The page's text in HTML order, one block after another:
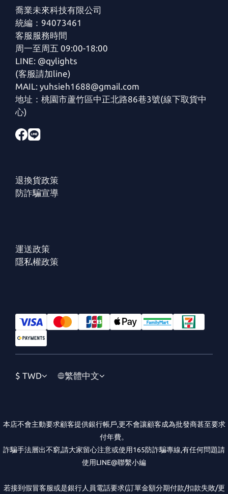
喬業未來科技有限公司
統編：94073461
客服服務時間
周一至周五 09:00-18:00
LINE: @qylights
(客服請加line)
MAIL: yuhsieh1688@gmail.com
地址：桃園市蘆竹區中正北路86巷3號(線下取貨中
心)
退換貨政策
防詐騙宣導
運送政策
隱私權政策
$ TWD 繁體中文
本店不會主動要求顧客提供銀行帳戶,更不會讓顧客成為批發商甚至要求
付年費。
詐騙手法層出不窮,請大家留心注意或使用165防詐騙專線,有任何問題請
使用LINE@聯繫小編
若接到假冒客服或是銀行人員電話要求(訂單金額分期付款/扣款失敗/更